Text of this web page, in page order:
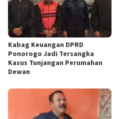
Kabag Keuangan DPRD
Ponorogo Jadi Tersangka
Kasus Tunjangan Perumahan
Dewan